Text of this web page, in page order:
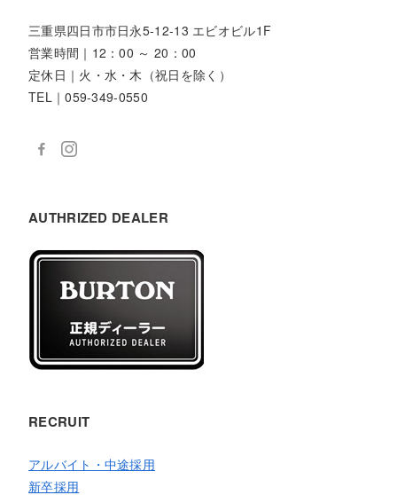
三重県四日市市日永5-12-13 エビオビル1F
営業時間｜12：00 ～ 20：00
定休日｜火・水・木（祝日を除く）
TEL｜059-349-0550
AUTHRIZED DEALER
RECRUIT
アルバイト・中途採用
新卒採用